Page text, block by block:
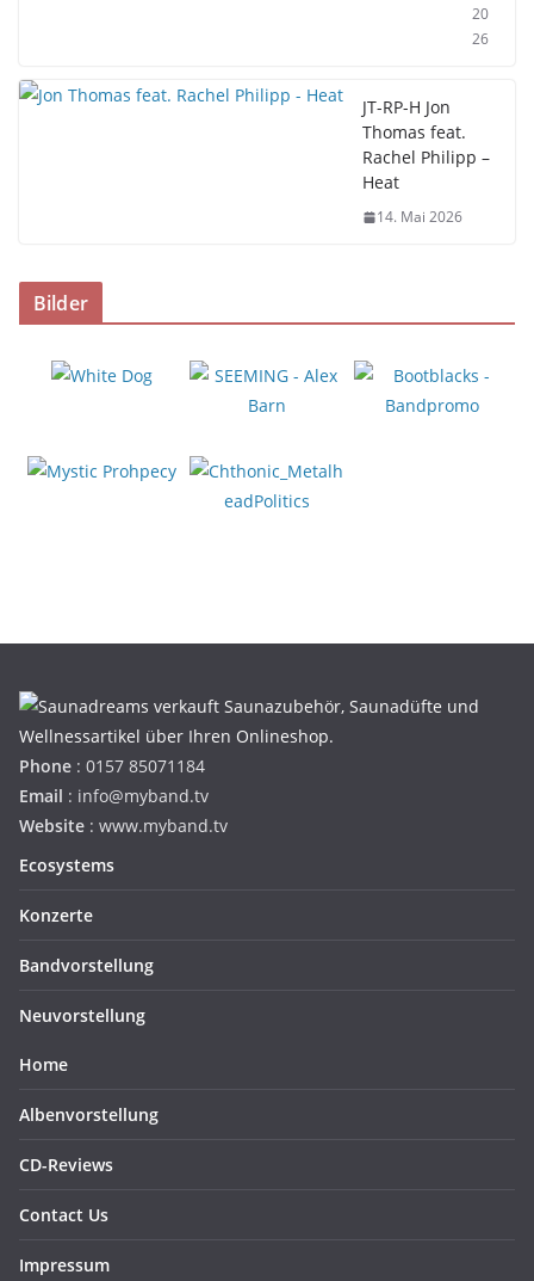
20
26
JT-RP-H Jon
Thomas feat.
Rachel Philipp –
Heat
14. Mai 2026
Bilder
Phone : 0157 85071184
Email : info@myband.tv
Website : www.myband.tv
Ecosystems
Konzerte
Bandvorstellung
Neuvorstellung
Home
Albenvorstellung
CD-Reviews
Contact Us
Impressum